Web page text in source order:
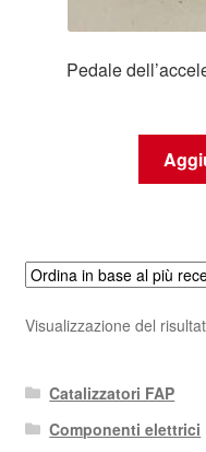
Pedale
Visualizzazione del
Catalizzatori FAP
Componenti elettrici